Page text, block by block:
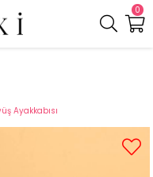
0
Ayakkabısı